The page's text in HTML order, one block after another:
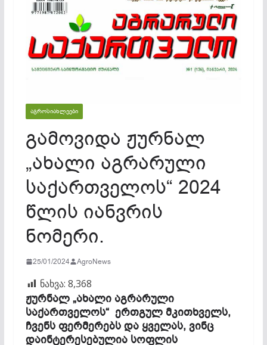
ᲐᲒᲠᲝᲡᲘᲐᲮᲚᲔᲔᲑᲘ
გამოვიდა ჟურნალ
„ახალი აგრარული
საქართველოს“ 2024
წლის იანვრის
ნომერი.
25/01/2024 AgroNews
ნახვა: 8,368
ჟურნალ „ახალი აგრარული
საქართველოს“ ერთგულ მკითხველს,
ჩვენს ფერმერებს და ყველას, ვინც
დაინტერესებულია სოფლის